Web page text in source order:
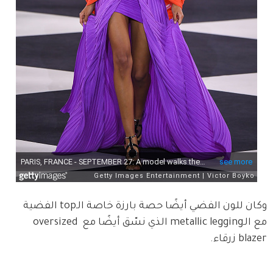
وكان للون الفضي أيضًا حصة بارزة خاصة الـtop الفضية
مع الـmetallic legging الذي نسّق أيضًا مع oversized
blazer زرقاء.